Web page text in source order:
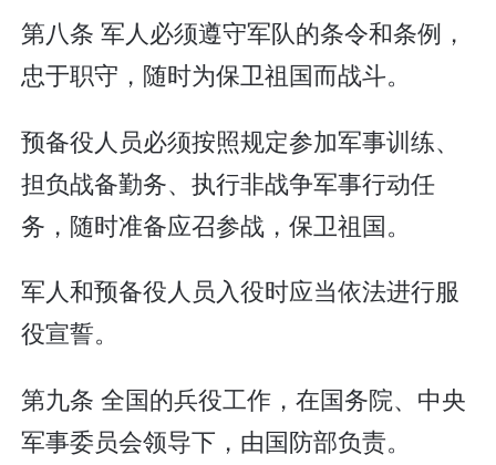
第八条 军人必须遵守军队的条令和条例，
忠于职守，随时为保卫祖国而战斗。
预备役人员必须按照规定参加军事训练、
担负战备勤务、执行非战争军事行动任
务，随时准备应召参战，保卫祖国。
军人和预备役人员入役时应当依法进行服
役宣誓。
第九条 全国的兵役工作，在国务院、中央
军事委员会领导下，由国防部负责。